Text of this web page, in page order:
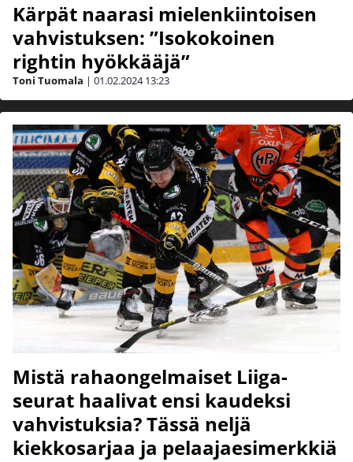
Kärpät naarasi mielenkiintoisen
vahvistuksen: ”Isokokoinen
rightin hyökkääjä”
Toni Tuomala | 01.02.2024 13:23
Mistä rahaongelmaiset Liiga-
seurat haalivat ensi kaudeksi
vahvistuksia? Tässä neljä
kiekkosarjaa ja pelaajaesimerkkiä